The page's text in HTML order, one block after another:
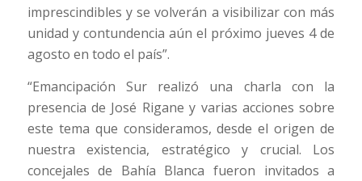
imprescindibles y se volverán a visibilizar con más
unidad y contundencia aún el próximo jueves 4 de
agosto en todo el país”.
“Emancipación Sur realizó una charla con la
presencia de José Rigane y varias acciones sobre
este tema que consideramos, desde el origen de
nuestra existencia, estratégico y crucial. Los
concejales de Bahía Blanca fueron invitados a